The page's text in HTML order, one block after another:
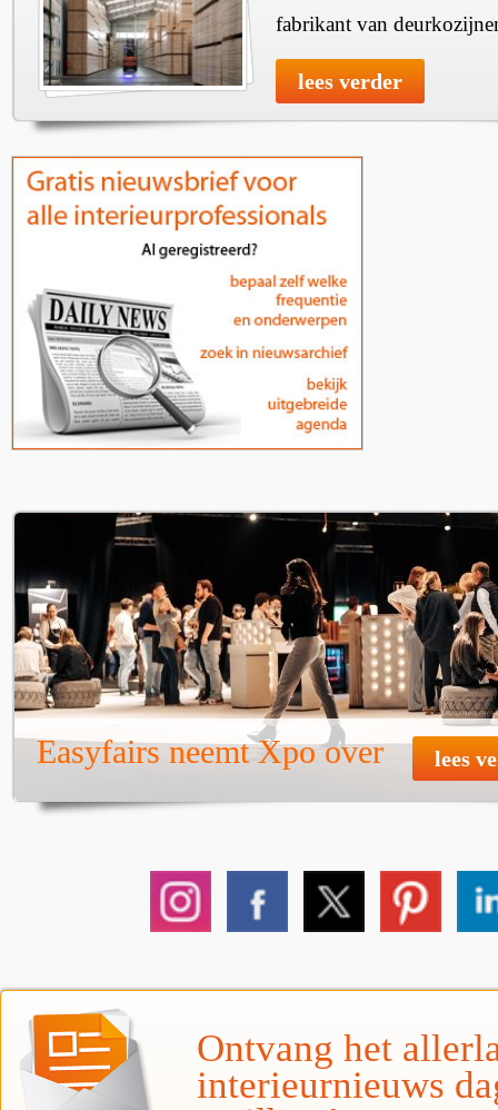
fabrikant van
lees verder
Easyfairs neemt Xpo over lees
Ontvang het
interieurnieuws